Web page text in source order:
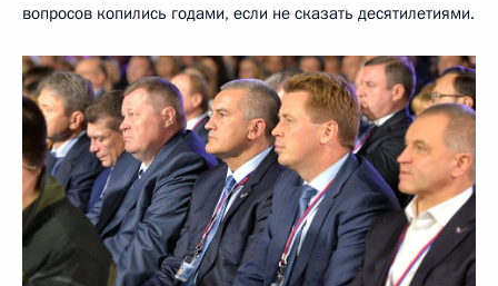
вопросов копились годами, если не сказать десятилетиями.